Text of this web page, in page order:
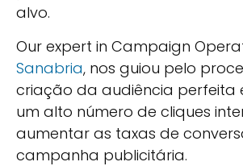
alvo.
Our expert in Campaign
Sanabria, nos guiou pelo
criação da audiência perfeita
um alto número de cliques
aumentar as taxas de
campanha publicitária.